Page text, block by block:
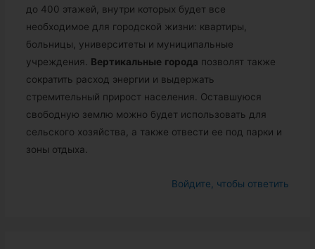
до 400 этажей, внутри которых будет все
необходимое для городской жизни: квартиры,
больницы, университеты и муниципальные
учреждения. Вертикальные города позволят также
сократить расход энергии и выдержать
стремительный прирост населения. Оставшуюся
свободную землю можно будет использовать для
сельского хозяйства, а также отвести ее под парки и
зоны отдыха.
Войдите, чтобы ответить